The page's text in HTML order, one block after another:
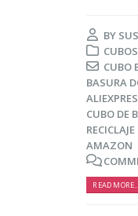
BY
CUBO
BASURA
CUBO DE
AMAZON
READ MORE...
delicadas
5 razones de
las que merece
pena reciclar